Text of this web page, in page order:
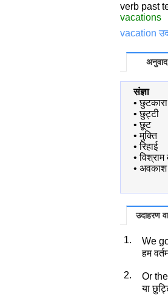
verb past
vacations
vacation
अनुवाद
संज्ञा
•छुटकारा
•छुट्टी
•छूट
•मुक्ति
•रिहाई
•
• अवकाश
उदाहरण
1. We
हम
2. Or
या